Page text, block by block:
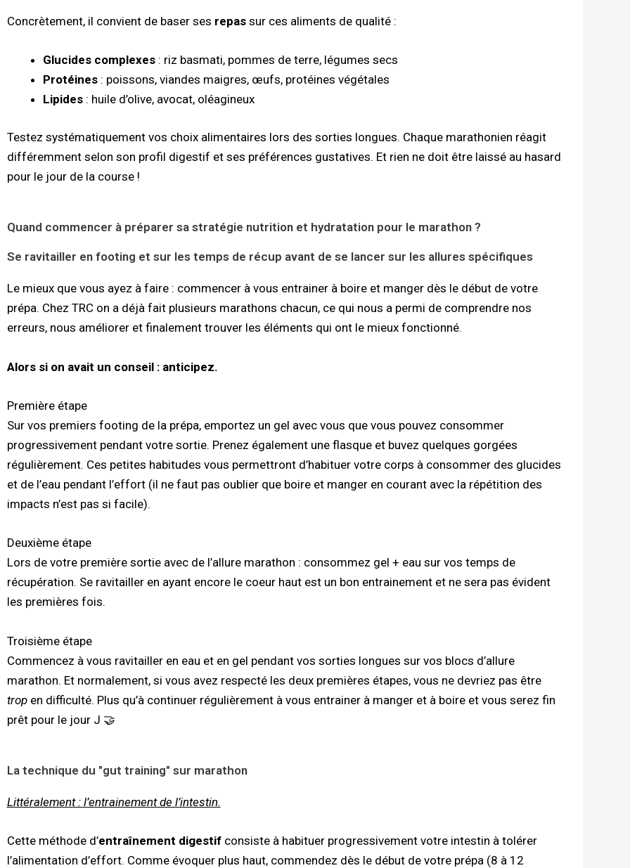
Concrètement, il convient de baser ses repassur ces aliments de qualité :
Glucides complexes: riz basmati, pommes de terre, légumes secs
Protéines: poissons, viandes maigres, œufs, protéines végétales
Lipides: huile d’olive, avocat, oléagineux
Testez systématiquement vos choix alimentaires lors des sorties longues. Chaque marathonien réagit
différemment selon son profil digestif et ses préférences gustatives. Et rien ne doit être laissé au hasard
pour le jour de la course !
Quand commencer à préparer sa stratégie nutrition et hydratation pour le marathon ?
Se ravitailler en footing et sur les temps de récup avant de se lancer sur les allures spécifiques
Le mieux que vous ayez à faire : commencer à vous entrainer à boire et manger dès le début de votre
prépa. Chez TRC on a déjà fait plusieurs marathons chacun, ce qui nous a permi de comprendre nos
erreurs, nous améliorer et finalement trouver les éléments qui ont le mieux fonctionné.
Alors si on avait un conseil : anticipez.
Première étape
Sur vos premiers footing de la prépa, emportez un gel avec vous que vous pouvez consommer
progressivement pendant votre sortie. Prenez également une flasque et buvez quelques gorgées
régulièrement. Ces petites habitudes vous permettront d’habituer votre corps à consommer des glucides
et de l’eau pendant l’effort (il ne faut pas oublier que boire et manger en courant avec la répétition des
impacts n’est pas si facile).
Deuxième étape
Lors de votre première sortie avec de l’allure marathon : consommez gel + eau sur vos temps de
récupération. Se ravitailler en ayant encore le coeur haut est un bon entrainement et ne sera pas évident
les premières fois.
Troisième étape
Commencez à vous ravitailler en eau et en gel pendant vos sorties longues sur vos blocs d’allure
marathon. Et normalement, si vous avez respecté les deux premières étapes, vous ne devriez pas être
tropen difficulté. Plus qu’à continuer régulièrement à vous entrainer à manger et à boire et vous serez fin
prêt pour le jour J 🤝
La technique du "gut training" sur marathon
Littéralement : l’entrainement de l’intestin.
Cette méthode d’entraînement digestifconsiste à habituer progressivement votre intestin à tolérer
l’alimentation d’effort. Comme évoquer plus haut, commendez dès le début de votre prépa (8 à 12